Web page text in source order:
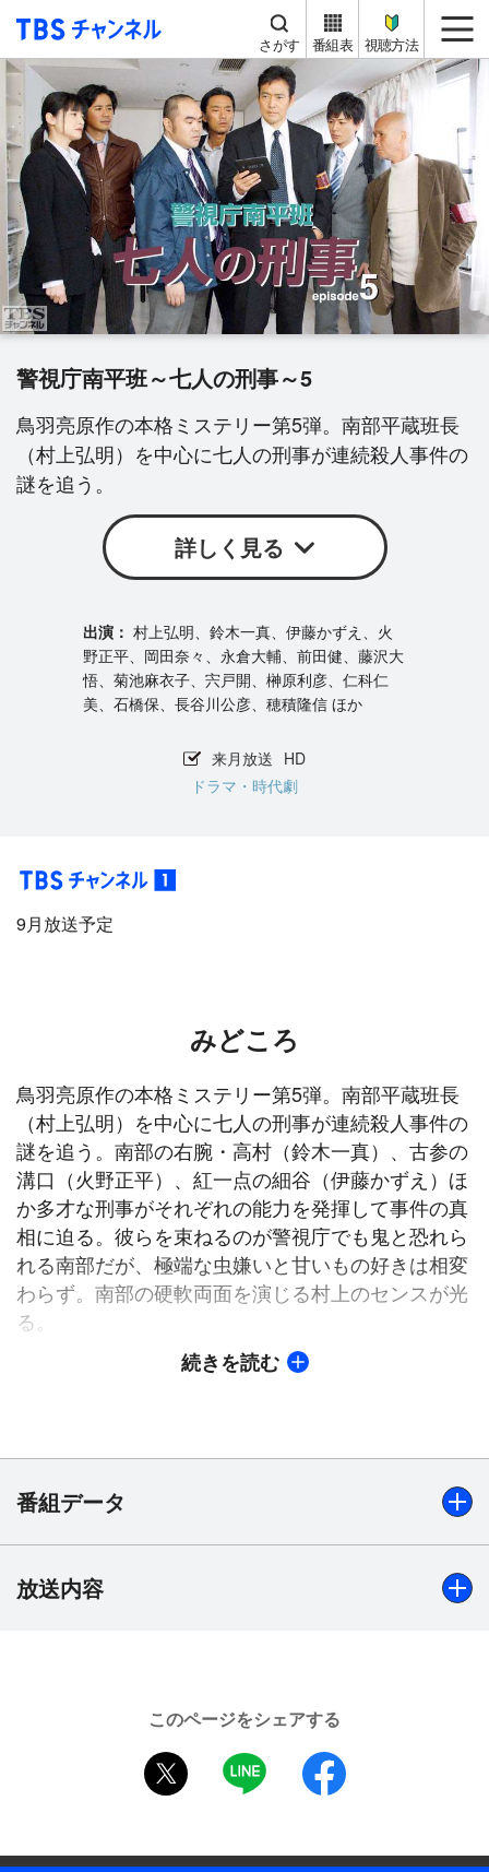
TBS チャンネル
さがす 番組表 視聴方法
警視庁南平班～七人の刑事～5
鳥羽亮原作の本格ミステリー第5弾。南部平蔵班長
（村上弘明）を中心に七人の刑事が連続殺人事件の
謎を追う。
詳しく見る
村上弘明、鈴木一真、伊藤かずえ、火
野正平、岡田奈々、永倉大輔、前田健、藤沢大
悟、菊池麻衣子、宍戸開、榊原利彦、仁科仁
美、石橋保、長谷川公彦、穂積隆信 ほか
来月放送 HD
ドラマ・時代劇
9月放送予定
みどころ
鳥羽亮原作の本格ミステリー第5弾。南部平蔵班長
（村上弘明）を中心に七人の刑事が連続殺人事件の
謎を追う。南部の右腕・高村（鈴木一真）、古参の
溝口（火野正平）、紅一点の細谷（伊藤かずえ）ほ
か多才な刑事がそれぞれの能力を発揮して事件の真
相に迫る。彼らを束ねるのが警視庁でも鬼と恐れら
れる南部だが、極端な虫嫌いと甘いもの好きは相変
わらず。南部の硬軟両面を演じる村上のセンスが光
る。
料亭『みずかわ』で食事を楽しんでいた。その時、
料亭に悲鳴が響く。南部が駆けつけると、客室の一
つで仲居が立ち尽くし、客の滝野良三（石橋保）が
頸動脈を切られ死んでいた。南部班のメンバーが料
亭に集結する。
凶器のナイフは指紋が消されており、部屋は密室だ
開）は事件直後、外出先から戻り言葉を失った。タ
クシーの乗車記録から、滝野が『みずかわ』に行く
前に、木工所の副社長・宮守隆一（長谷川公彦）と
会っていたことが判明する。二人は懇意にしていた
のマンションで、滝野と同じ手口で殺される。次第
続きを読む
番組データ
出演
放送内容
このページをシェアする
twitter
LINE